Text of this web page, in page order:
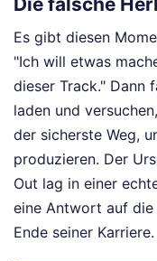
Es gibt diesen
"Ich will etwas
dieser Track." Dann
laden und
der sicherste Weg,
produzieren. Der
Out lag in einer
eine Antwort auf die
Ende seiner Karriere.